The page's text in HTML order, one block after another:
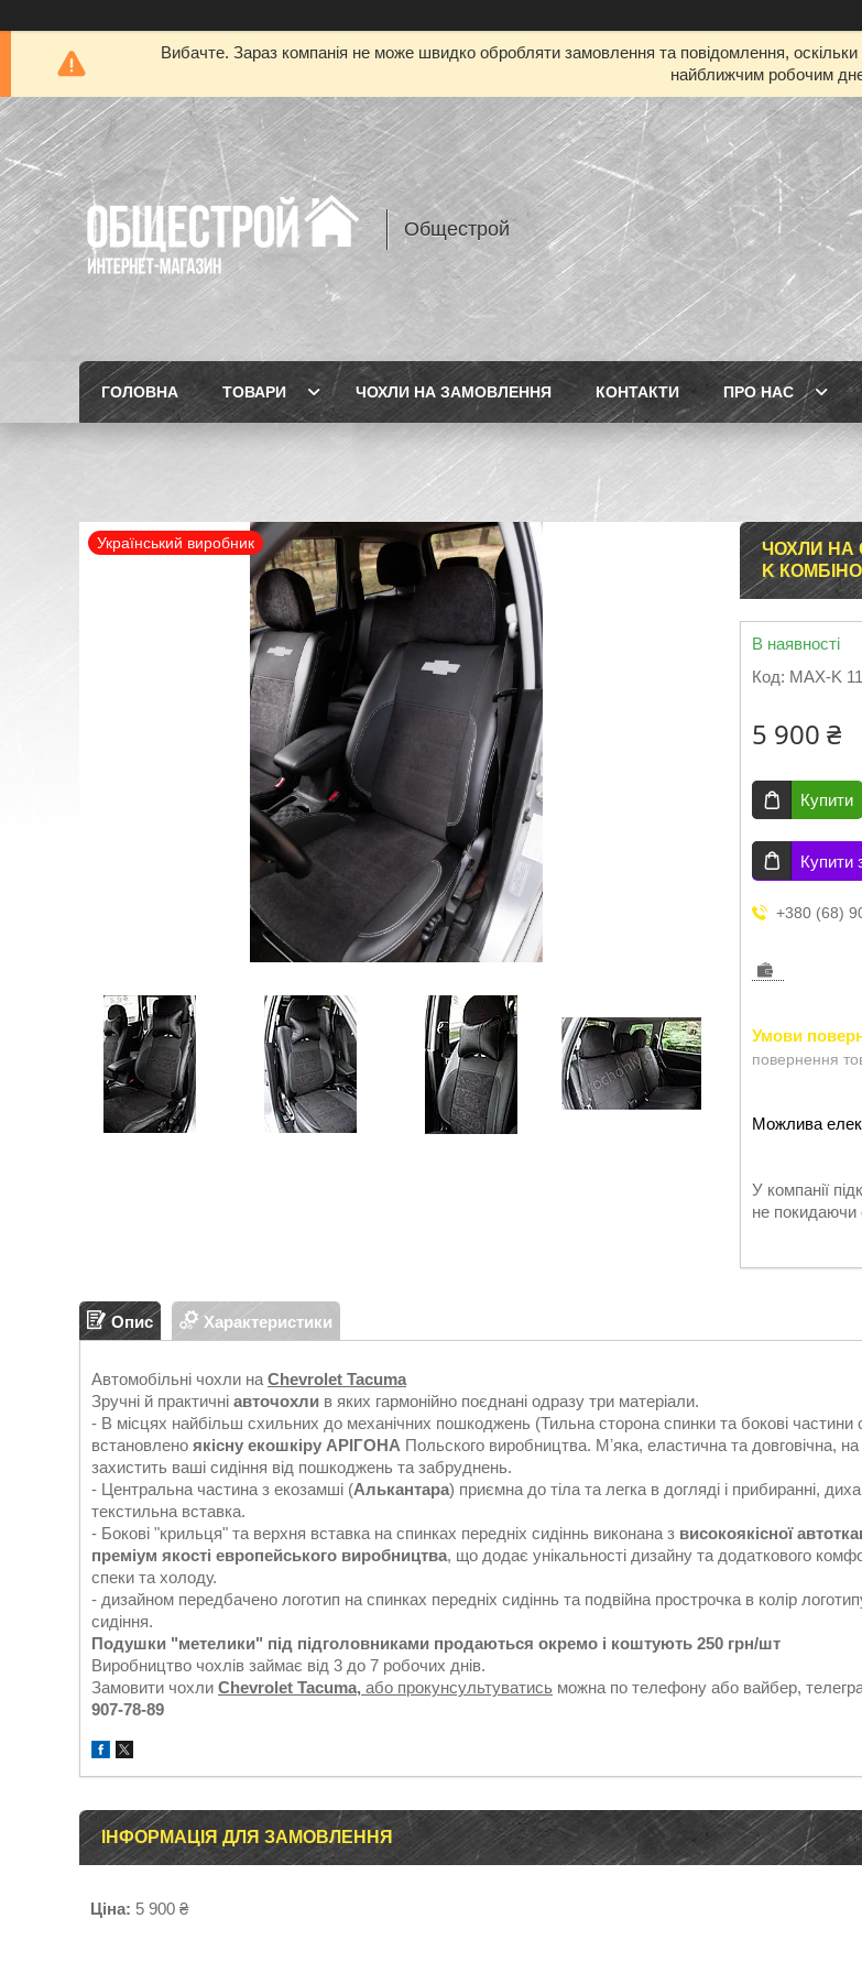
Вибачте. Зараз компанія не може швидко обробляти замовлення та повідомлення,
найближчим робочим
Общестрой
ГОЛОВНА ТОВАРИ ЧОХЛИ НА ЗАМОВЛЕННЯ КОНТАКТИ ПРО НАС
Український виробник
ЧОХЛИ НА
K
В наявності
Код: MAX-K
5 900 ₴
Купити
Купити
+380 (68)
повернення
У компанії
не покидаючи
Опис Характеристики
Автомобільні чохли на Chevrolet Tacuma
Зручні й практичні авточохли в яких гармонійно поєднані одразу три матеріали.
- В місцях найбільш схильних до механічних пошкоджень (Тильна сторона спинки та бокові частини
встановлено якісну екошкіру АРІГОНА Польского виробництва. Мʼяка, еластична та довговічна, на
захистить ваші сидіння від пошкоджень та забруднень.
- Центральна частина з екозамші (Алькантара) приємна до тіла та легка в догляді і прибиранні,
текстильна вставка.
- Бокові "крильця" та верхня вставка на спинках передніх сидіннь виконана з високоякісної
преміум якості европейського виробництва, що додає унікальності дизайну та додаткового
спеки та холоду.
- дизайном передбачено логотип на спинках передніх сидіннь та подвійна прострочка в колір
сидіння.
Подушки "метелики" під підголовниками продаються окремо і коштують 250 грн/шт
Виробництво чохлів займає від 3 до 7 робочих днів.
Замовити чохли Chevrolet Tacuma, або прокунсультуватись можна по телефону або вайбер,
907-78-89
ІНФОРМАЦІЯ ДЛЯ ЗАМОВЛЕННЯ
Ціна: 5 900 ₴